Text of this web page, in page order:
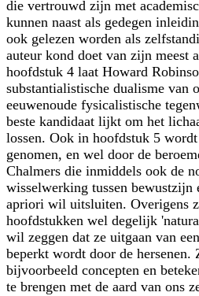
die vertrouwd zijn met
kunnen naast als gedegen
ook gelezen worden als
auteur kond doet van zijn meest
hoofdstuk 4 laat Howard
substantialistische dualisme van
eeuwenoude fysicalistische
beste kandidaat lijkt om het
lossen. Ook in hoofdstuk 5
genomen, en wel door de
Chalmers die inmiddels ook de
wisselwerking tussen bewustzijn
apriori wil uitsluiten. Overigens
hoofdstukken wel degelijk
wil zeggen dat ze uitgaan van
beperkt wordt door de
bijvoorbeeld concepten en
te brengen met de aard van ons